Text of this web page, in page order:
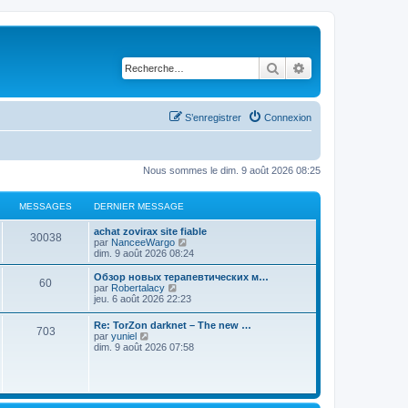
Rechercher
Connexion
S’enregistrer
Nous sommes le dim. 9 août 2026 08:25
MESSAGES DERNIER MESSAGE
30038
achat zovirax site fiable
par NanceeWargo
o
i
r
e
e
r
i
e
s
dim. 9 août 2026 08:24
60
Обзор новых терапевтических м…
par Robertalacy
o
l
e
d
i
jeu. 6 août 2026 22:23
703
Re: TorZon darknet – The new …
par yuniel
o
d
dim. 9 août 2026 07:58